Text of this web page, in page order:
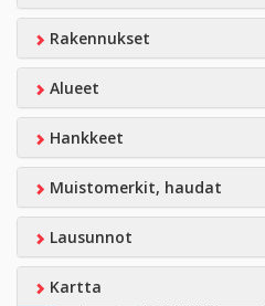
Rakennukset
Alueet
Hankkeet
Muistomerkit, haudat
Lausunnot
Kartta